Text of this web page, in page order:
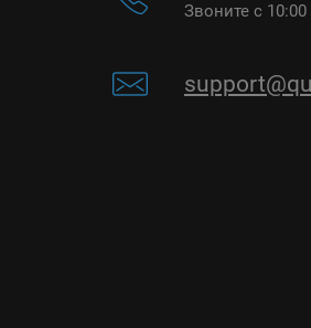
Звоните с